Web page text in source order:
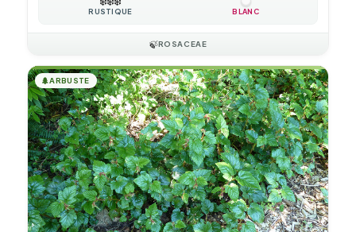
RUSTIQUE BLANC
🍃ROSACEAE
🌲ARBUSTE